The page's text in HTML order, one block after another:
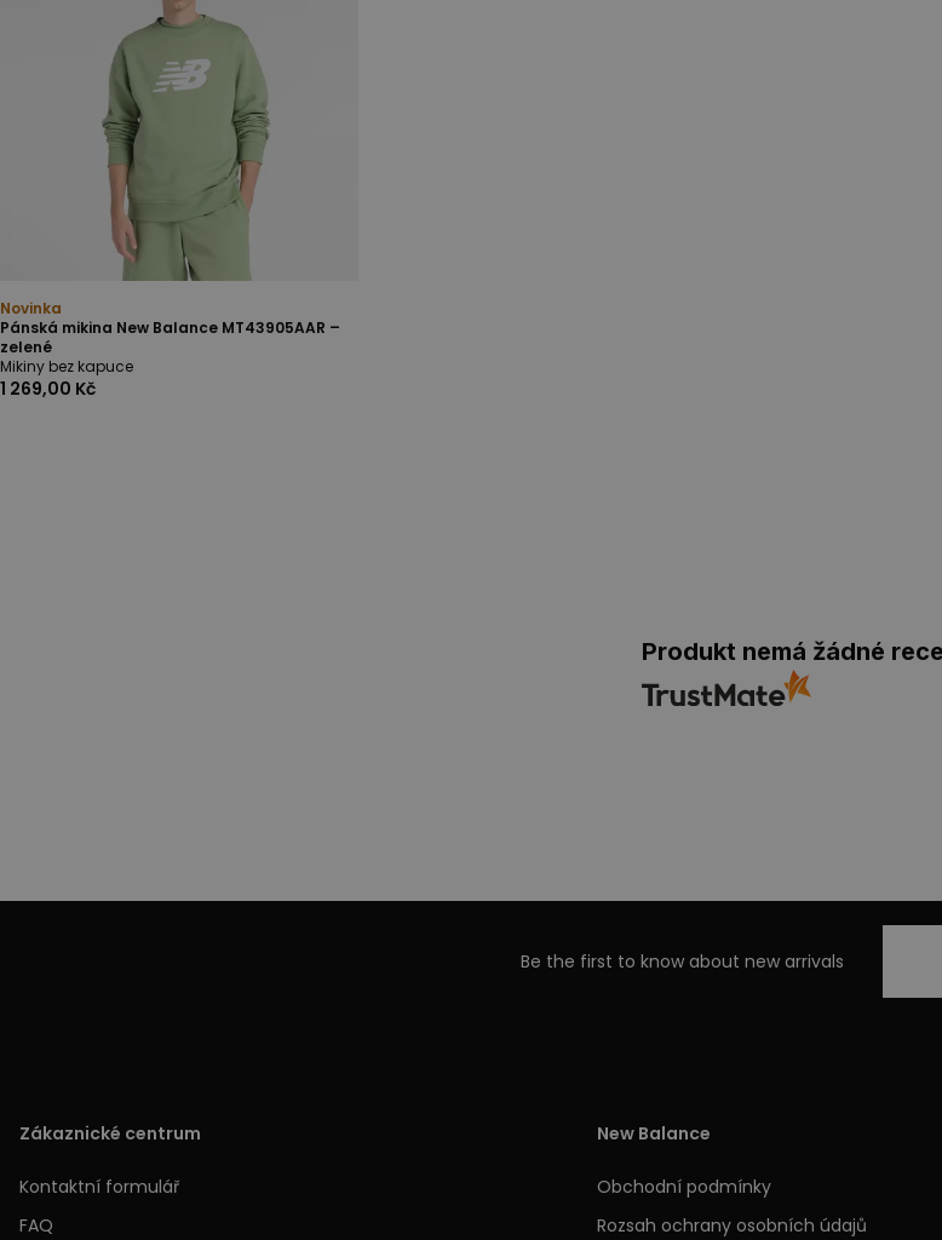
Novinka
Pánská mikina New Balance MT43905AAR –
zelené
Mikiny bez kapuce
1 269,00 Kč
Produkt nemá žádné
Be the first to know about new arrivals
Zákaznické centrum
Kontaktní formulář
FAQ
New Balance
Obchodní podmínky
Rozsah ochrany osobních údajů